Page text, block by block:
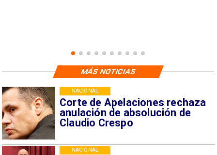
Corte de Apelaciones rechaza
anulación de absolución de
Claudio Crespo
NACIONAL
NACIONAL
MÁS NOTICIAS